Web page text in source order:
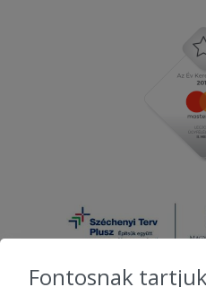
Fontosnak